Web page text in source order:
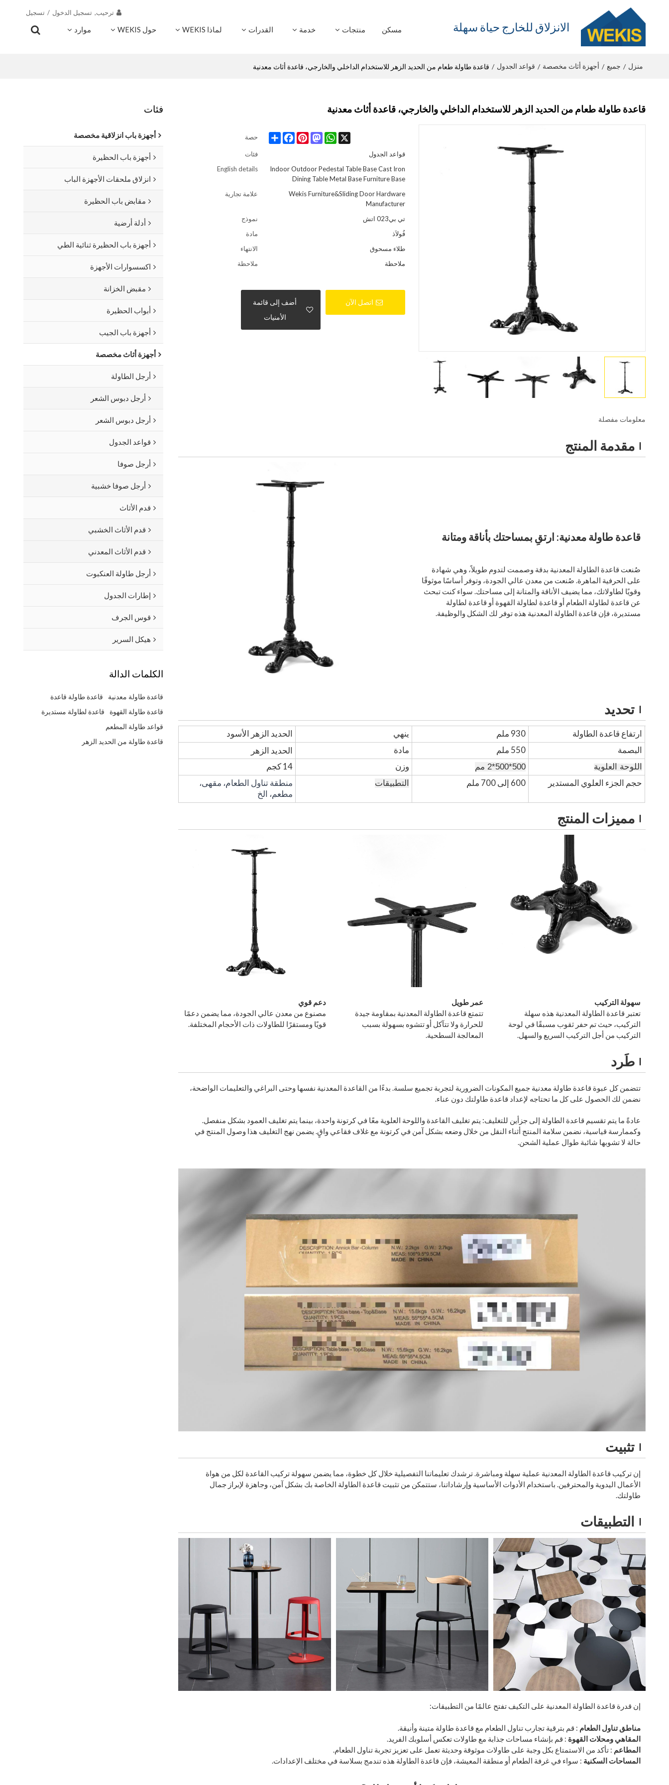
الانزلاق للخارج حياة سهلة
ترحيب, تسجيل الدخول / تسجيل
مسكن منتجات خدمة القدرات لماذا WEKIS حول WEKIS موارد
منزل / جميع / أجهزة أثاث مخصصة / قواعد الجدول / قاعدة طاولة طعام من الحديد الزهر للاستخدام الداخلي والخارجي، قاعدة أثاث معدنية
فئات
أجهزة باب انزلاقية مخصصة
أجهزة باب الحظيرة
انزلاق ملحقات الأجهزة الباب
مقابض باب الحظيرة
أدلة أرضية
أجهزة باب الحظيرة ثنائية الطي
اكسسوارات الأجهزة
مقبض الخزانة
أبواب الحظيرة
أجهزة باب الجيب
أجهزة أثاث مخصصة
أرجل الطاولة
أرجل دبوس الشعر
أرجل دبوس الشعر
قواعد الجدول
أرجل صوفا
أرجل صوفا خشبية
قدم الأثاث
قدم الأثاث الخشبي
قدم الأثاث المعدني
أرجل طاولة العنكبوت
إطارات الجدول
قوس الجرف
هيكل السرير
الكلمات الدالة
قاعدة طاولة معدنية
قاعدة طاولة قاعدة
قاعدة طاولة القهوة
قاعدة لطاولة مستديرة
قواعد طاولة المطعم
قاعدة طاولة من الحديد الزهر
قاعدة طاولة طعام من الحديد الزهر للاستخدام الداخلي والخارجي، قاعدة أثاث معدنية
حصة Share
FacebookPinterest
Mastodon
WhatsApp X
فئات
قواعد الجدول
English details
Indoor Outdoor Pedestal Table Base Cast Iron
Dining Table Metal Base Furniture Base
علامة تجارية
Wekis Furniture&Sliding Door Hardware
Manufacturer
نموذج
تي بي023 اتش
مادة
فُولاَذ
الانتهاء
طلاء مسحوق
ملاحظة
ملاحظة
اتصل الآن
أضف إلى قائمة
الأمنيات
معلومات مفصلة
مقدمة المنتج
قاعدة طاولة معدنية: ارتقِ بمساحتك بأناقة ومتانة
صُنعت قاعدة الطاولة المعدنية بدقة وصممت لتدوم طويلاً، وهي شهادة
على الحرفية الماهرة. صُنعت من معدن عالي الجودة، وتوفر أساسًا موثوقًا
وقويًا لطاولاتك، مما يضيف الأناقة والمتانة إلى مساحتك. سواء كنت تبحث
عن قاعدة لطاولة الطعام أو قاعدة لطاولة القهوة أو قاعدة لطاولة
مستديرة، فإن قاعدة الطاولة المعدنية هذه توفر لك الشكل والوظيفة.
تحديد
ارتفاع قاعدة الطاولة 930 ملم ينهي
الحديد الزهر الأسود
البصمة
550 ملم مادة الحديد الزهر
اللوحة العلوية 500*500*2 مم وزن
14 كجم
حجم الجزء العلوي المستدير
600 إلى 700 ملم التطبيقات
منطقة تناول الطعام، مقهى،
مطعم، الخ
مميزات المنتج
سهولة التركيب
تعتبر قاعدة الطاولة المعدنية هذه سهلة
التركيب، حيث تم حفر ثقوب مسبقًا في لوحة
التركيب من أجل التركيب السريع والسهل.
عمر طويل
تتمتع قاعدة الطاولة المعدنية بمقاومة جيدة
للحرارة ولا تتآكل أو تتشوه بسهولة بسبب
المعالجة السطحية.
دعم قوي
مصنوع من معدن عالي الجودة، مما يضمن دعمًا
قويًا ومستقرًا للطاولات ذات الأحجام المختلفة.
طَرد
تتضمن كل عبوة قاعدة طاولة معدنية جميع المكونات الضرورية لتجربة تجميع سلسة. بدءًا من القاعدة المعدنية نفسها وحتى البراغي والتعليمات الواضحة،
نضمن لك الحصول على كل ما تحتاجه لإعداد قاعدة طاولتك دون عناء.
عادةً ما يتم تقسيم قاعدة الطاولة إلى جزأين للتغليف: يتم تغليف القاعدة واللوحة العلوية معًا في كرتونة واحدة، بينما يتم تغليف العمود بشكل منفصل.
وكممارسة قياسية، نضمن سلامة المنتج أثناء النقل من خلال وضعه بشكل آمن في كرتونة مع غلاف فقاعي واقٍ. يضمن نهج التغليف هذا وصول المنتج في
حالة لا تشوبها شائبة طوال عملية الشحن.
تثبيت
إن تركيب قاعدة الطاولة المعدنية عملية سهلة ومباشرة. ترشدك تعليماتنا التفصيلية خلال كل خطوة، مما يضمن سهولة تركيب القاعدة لكل من هواة
الأعمال اليدوية والمحترفين. باستخدام الأدوات الأساسية وإرشاداتنا، ستتمكن من تثبيت قاعدة الطاولة الخاصة بك بشكل آمن، وجاهزة لإبراز جمال
طاولتك.
التطبيقات
إن قدرة قاعدة الطاولة المعدنية على التكيف تفتح عالمًا من التطبيقات:
مناطق تناول الطعام : قم بترقية تجارب تناول الطعام مع قاعدة طاولة متينة وأنيقة.
المقاهي ومحلات القهوة : قم بإنشاء مساحات جذابة مع طاولات تعكس أسلوبك الفريد.
المطاعم : تأكد من الاستمتاع بكل وجبة على طاولات موثوقة وحديثة تعمل على تعزيز تجربة تناول الطعام.
المساحات السكنية : سواء في غرفة الطعام أو منطقة المعيشة، فإن قاعدة الطاولة هذه تندمج بسلاسة في مختلف الإعدادات.